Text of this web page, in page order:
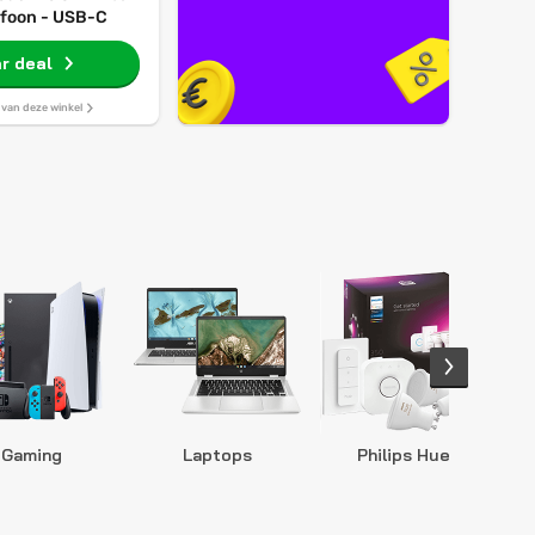
- USB-C
deal
deze winkel
Gaming Laptops Philips Hue